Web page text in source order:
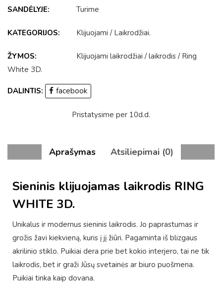
SANDĖLYJE: Turime
KATEGORIJOS: Klijuojami / Laikrodžiai.
ŽYMOS: Klijuojami laikrodžiai /laikrodis / Ring
White 3D.
DALINTIS: facebook
Pristatysime per 10d.d.
Aprašymas Atsiliepimai (0)
Sieninis klijuojamas laikrodis RING
WHITE 3D.
Unikalus ir modernus sieninis laikrodis. Jo paprastumas ir
grožis žavi kiekvieną, kuris į jį žiūri. Pagaminta iš blizgaus
akrilinio stiklo. Puikiai dera prie bet kokio interjero, tai ne tik
laikrodis, bet ir graži Jūsų svetainės ar biuro puošmena.
Puikiai tinka kaip dovana.